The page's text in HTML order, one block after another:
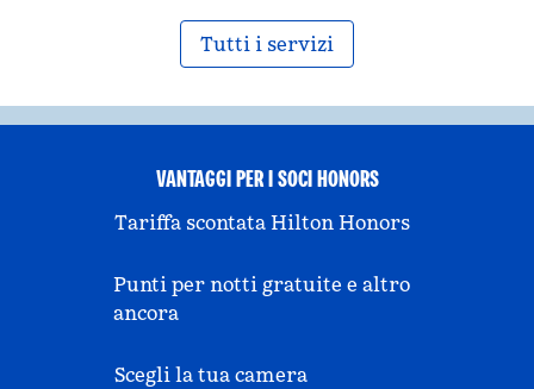
Tutti i servizi
VANTAGGI PER I SOCI HONORS
Tariffa scontata Hilton Honors
Punti per notti gratuite e altro
ancora
Scegli la tua camera